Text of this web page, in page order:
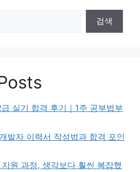
검색
실기 합격 후기｜1주 공부법부
발자 이력서 작성법과 합격 포인
원 과정, 생각보다 훨씬 복잡했